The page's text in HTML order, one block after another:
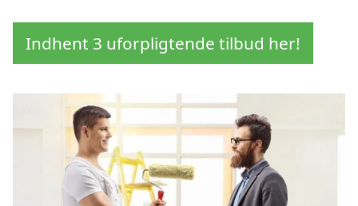
Indhent 3 uforpligtende tilbud her!